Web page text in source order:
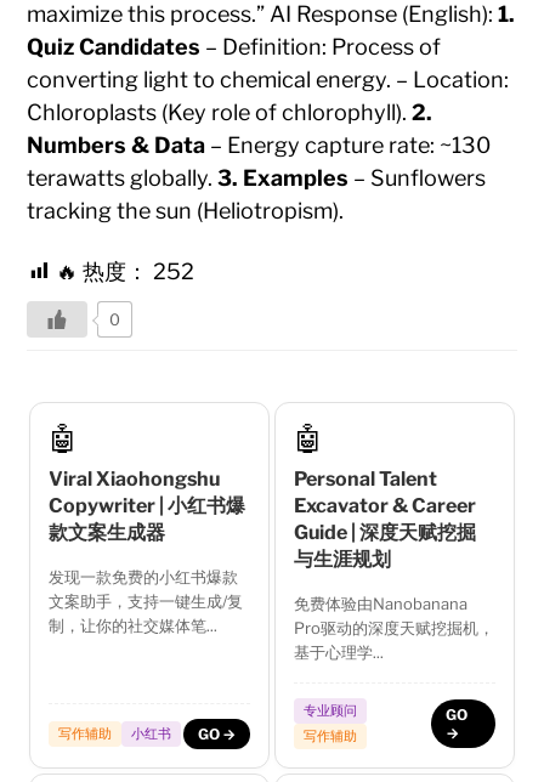
maximize this process.” AI Response (English):1.
Quiz Candidates – Definition: Process of
converting light to chemical energy. – Location:
Chloroplasts (Key role of chlorophyll).2.
Numbers & Data – Energy capture rate: ~130
terawatts globally.3. Examples – Sunflowers
tracking the sun (Heliotropism).
🔥 热度： 252
0
🤖
Viral Xiaohongshu
Copywriter | 小红书爆
款文案生成器
发现一款免费的小红书爆款
文案助手，支持一键生成/复
制，让你的社交媒体笔...
写作辅助 小红书 GO →
🤖
Personal Talent
Excavator & Career
Guide | 深度天赋挖掘
与生涯规划
免费体验由Nanobanana
Pro驱动的深度天赋挖掘机，
基于心理学...
专业顾问
写作辅助
GO
→